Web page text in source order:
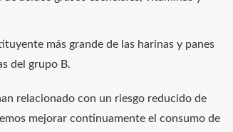
más grande de las harinas y panes
del grupo B.
relacionado con un riesgo reducido de
mejorar continuamente el consumo de